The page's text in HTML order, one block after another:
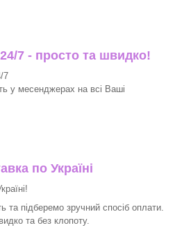
7 - просто та швидко!
7
у месенджерах на всі Ваші
по Україні
та підберемо зручний спосіб оплати.
та без клопоту.